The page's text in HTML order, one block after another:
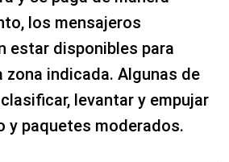
los mensajeros
estar disponibles para
zona indicada. Algunas de
levantar y empujar
y paquetes moderados.